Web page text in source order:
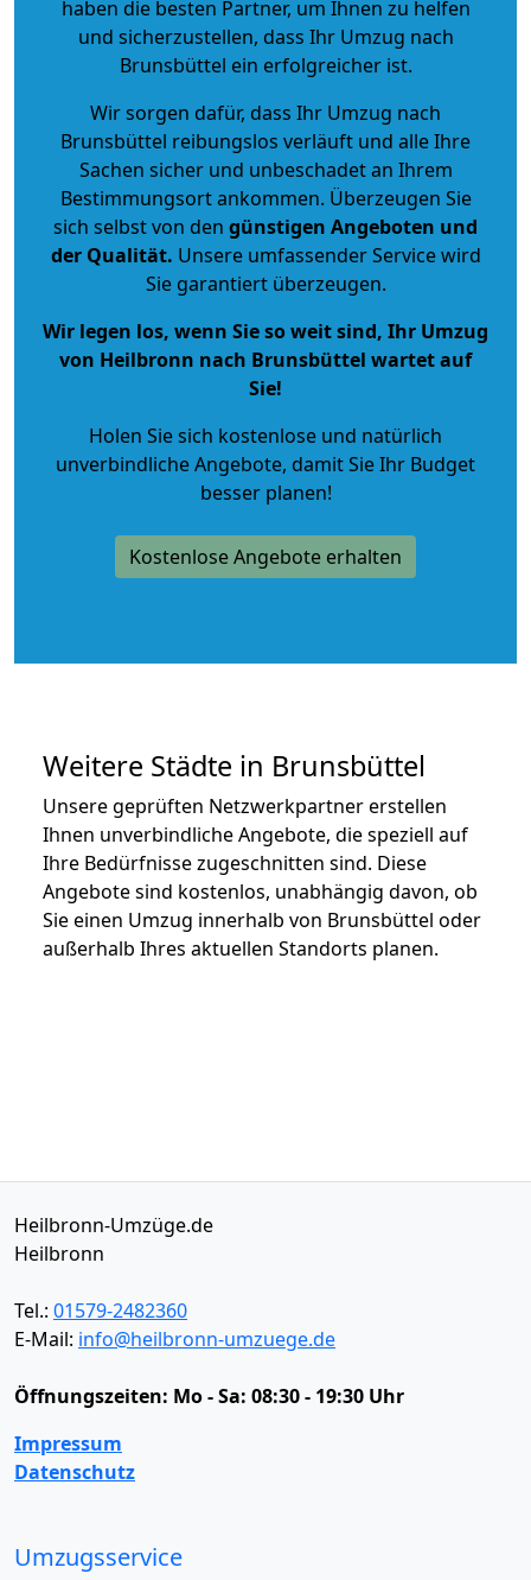
haben die besten Partner, um Ihnen zu helfen
und sicherzustellen, dass Ihr Umzug nach
Brunsbüttel ein erfolgreicher ist.
Wir sorgen dafür, dass Ihr Umzug nach
Brunsbüttel reibungslos verläuft und alle Ihre
Sachen sicher und unbeschadet an Ihrem
Bestimmungsort ankommen. Überzeugen Sie
sich selbst von den günstigen Angeboten und
der Qualität. Unsere umfassender Service wird
Sie garantiert überzeugen.
Wir legen los, wenn Sie so weit sind, Ihr Umzug
von Heilbronn nach Brunsbüttel wartet auf
Sie!
Holen Sie sich kostenlose und natürlich
unverbindliche Angebote, damit Sie Ihr Budget
besser planen!
Kostenlose Angebote erhalten
Weitere Städte in Brunsbüttel
Unsere geprüften Netzwerkpartner erstellen
Ihnen unverbindliche Angebote, die speziell auf
Ihre Bedürfnisse zugeschnitten sind. Diese
Angebote sind kostenlos, unabhängig davon, ob
Sie einen Umzug innerhalb von Brunsbüttel oder
außerhalb Ihres aktuellen Standorts planen.
Heilbronn-Umzüge.de
Heilbronn
Tel.: 01579-2482360
E-Mail: info@heilbronn-umzuege.de
Öffnungszeiten: Mo - Sa: 08:30 - 19:30 Uhr
Impressum
Datenschutz
Umzugsservice